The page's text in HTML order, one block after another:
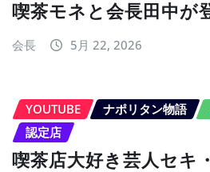
喫茶モネと会長田中が
会長 5月 22, 2026
YOUTUBE ナポリタン物語
認定店
喫茶店大好き芸人セキ